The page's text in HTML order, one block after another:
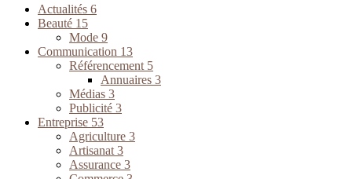
Actualités 6
Beauté 15
Mode 9
Communication 13
Référencement 5
Annuaires 3
Médias 3
Publicité 3
Entreprise 53
Agriculture 3
Artisanat 3
Assurance 3